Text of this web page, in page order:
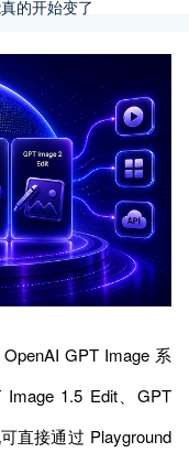
的开始变了
GPT Image 系
1.5 Edit、GPT
直接通过 Playground